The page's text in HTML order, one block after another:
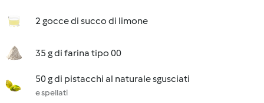
2 gocce di succo di limone
35 g di farina tipo 00
50 g di pistacchi al naturale sgusciati
e spellati